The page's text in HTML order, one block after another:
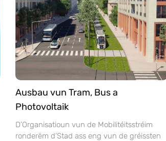
Ausbau vun Tram, Bus a
Photovoltaik
D’Organisatioun vun de Mobilitéitsstréim
ronderëm d’Stad ass eng vun de gréissten